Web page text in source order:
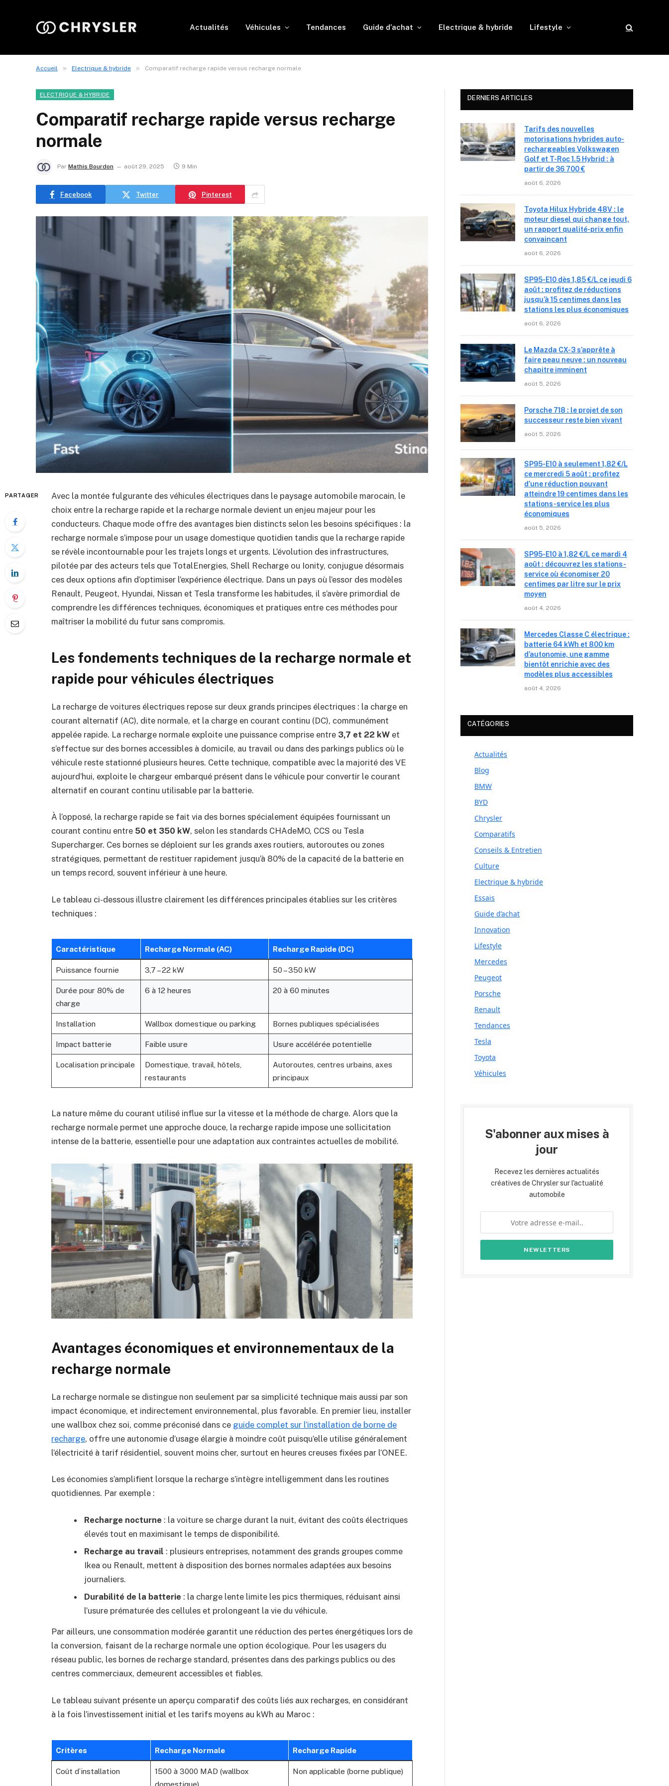
Actualités Véhicules Tendances Guide d’achat Electrique & hybride Lifestyle
Accueil » Electrique & hybride » Comparatif recharge rapide versus recharge normale
ELECTRIQUE & HYBRIDE
Comparatif recharge rapide versus recharge
normale
Par Mathis Bourdon août 29, 2025 9 Min
Facebook Twitter Pinterest
PARTAGER
Avec la montée fulgurante des véhicules électriques dans le paysage automobile marocain, le
choix entre la recharge rapide et la recharge normale devient un enjeu majeur pour les
conducteurs. Chaque mode offre des avantages bien distincts selon les besoins spécifiques : la
recharge normale s’impose pour un usage domestique quotidien tandis que la recharge rapide
se révèle incontournable pour les trajets longs et urgents. L’évolution des infrastructures,
pilotée par des acteurs tels que TotalEnergies, Shell Recharge ou Ionity, conjugue désormais
ces deux options afin d’optimiser l’expérience électrique. Dans un pays où l’essor des modèles
Renault, Peugeot, Hyundai, Nissan et Tesla transforme les habitudes, il s’avère primordial de
comprendre les différences techniques, économiques et pratiques entre ces méthodes pour
maîtriser la mobilité du futur sans compromis.
Les fondements techniques de la recharge normale et
rapide pour véhicules électriques
La recharge de voitures électriques repose sur deux grands principes électriques : la charge en
courant alternatif (AC), dite normale, et la charge en courant continu (DC), communément
appelée rapide. La recharge normale exploite une puissance comprise entre 3,7 et 22 kW et
s’effectue sur des bornes accessibles à domicile, au travail ou dans des parkings publics où le
véhicule reste stationné plusieurs heures. Cette technique, compatible avec la majorité des VE
aujourd’hui, exploite le chargeur embarqué présent dans le véhicule pour convertir le courant
alternatif en courant continu utilisable par la batterie.
À l’opposé, la recharge rapide se fait via des bornes spécialement équipées fournissant un
courant continu entre 50 et 350 kW, selon les standards CHAdeMO, CCS ou Tesla
Supercharger. Ces bornes se déploient sur les grands axes routiers, autoroutes ou zones
stratégiques, permettant de restituer rapidement jusqu’à 80% de la capacité de la batterie en
un temps record, souvent inférieur à une heure.
Le tableau ci-dessous illustre clairement les différences principales établies sur les critères
techniques :
Caractéristique Recharge Normale (AC) Recharge Rapide (DC)
Puissance fournie 3,7 – 22 kW 50 – 350 kW
Durée pour 80% de
charge
6 à 12 heures 20 à 60 minutes
Installation Wallbox domestique ou parking Bornes publiques spécialisées
Impact batterie Faible usure Usure accélérée potentielle
Localisation principale
Domestique, travail, hôtels,
restaurants
Autoroutes, centres urbains, axes
principaux
La nature même du courant utilisé influe sur la vitesse et la méthode de charge. Alors que la
recharge normale permet une approche douce, la recharge rapide impose une sollicitation
intense de la batterie, essentielle pour une adaptation aux contraintes actuelles de mobilité.
Avantages économiques et environnementaux de la
recharge normale
La recharge normale se distingue non seulement par sa simplicité technique mais aussi par son
impact économique, et indirectement environnemental, plus favorable. En premier lieu, installer
une wallbox chez soi, comme préconisé dans ce guide complet sur l’installation de borne de
recharge, offre une autonomie d’usage élargie à moindre coût puisqu’elle utilise généralement
l’électricité à tarif résidentiel, souvent moins cher, surtout en heures creuses fixées par l’ONEE.
Les économies s’amplifient lorsque la recharge s’intègre intelligemment dans les routines
quotidiennes. Par exemple :
Recharge nocturne : la voiture se charge durant la nuit, évitant des coûts électriques
élevés tout en maximisant le temps de disponibilité.
Recharge au travail : plusieurs entreprises, notamment des grands groupes comme
Ikea ou Renault, mettent à disposition des bornes normales adaptées aux besoins
journaliers.
Durabilité de la batterie : la charge lente limite les pics thermiques, réduisant ainsi
l’usure prématurée des cellules et prolongeant la vie du véhicule.
Par ailleurs, une consommation modérée garantit une réduction des pertes énergétiques lors de
la conversion, faisant de la recharge normale une option écologique. Pour les usagers du
réseau public, les bornes de recharge standard, présentes dans des parkings publics ou des
centres commerciaux, demeurent accessibles et fiables.
Le tableau suivant présente un aperçu comparatif des coûts liés aux recharges, en considérant
à la fois l’investissement initial et les tarifs moyens au kWh au Maroc :
Critères Recharge Normale Recharge Rapide
Coût d’installation
1500 à 3000 MAD (wallbox
domestique)
Non applicable (borne publique)
DERNIERS ARTICLES
Tarifs des nouvelles
motorisations hybrides auto-
rechargeables Volkswagen
Golf et T-Roc 1.5 Hybrid : à
partir de 36 700 €
août 6, 2026
Toyota Hilux Hybride 48V : le
moteur diesel qui change tout,
un rapport qualité-prix enfin
convaincant
août 6, 2026
SP95-E10 dès 1,85 €/L ce jeudi 6
août : profitez de réductions
jusqu’à 15 centimes dans les
stations les plus économiques
août 6, 2026
Le Mazda CX-3 s’apprête à
faire peau neuve : un nouveau
chapitre imminent
août 5, 2026
Porsche 718 : le projet de son
successeur reste bien vivant
août 5, 2026
SP95-E10 à seulement 1,82 €/L
ce mercredi 5 août : profitez
d’une réduction pouvant
atteindre 19 centimes dans les
stations-service les plus
économiques
août 5, 2026
SP95-E10 à 1,82 €/L ce mardi 4
août : découvrez les stations-
service où économiser 20
centimes par litre sur le prix
moyen
août 4, 2026
Mercedes Classe C électrique :
batterie 64 kWh et 800 km
d’autonomie, une gamme
bientôt enrichie avec des
modèles plus accessibles
août 4, 2026
CATÉGORIES
Actualités
Blog
BMW
BYD
Chrysler
Comparatifs
Conseils & Entretien
Culture
Electrique & hybride
Essais
Guide d’achat
Innovation
Lifestyle
Mercedes
Peugeot
Porsche
Renault
Tendances
Tesla
Toyota
Véhicules
S'abonner aux mises à
jour
Recevez les dernières actualités
créatives de Chrysler sur l'actualité
automobile